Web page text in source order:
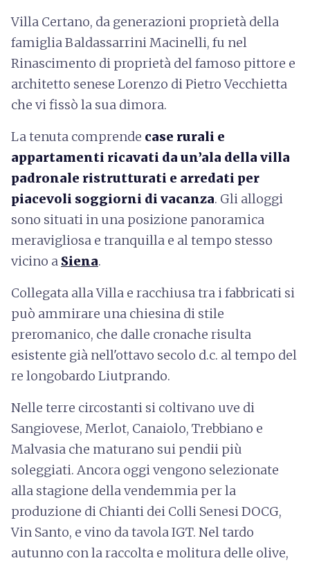
Villa Certano, da generazioni proprietà della
famiglia Baldassarrini Macinelli, fu nel
Rinascimento di proprietà del famoso pittore e
architetto senese Lorenzo di Pietro Vecchietta
che vi fissò la sua dimora.
La tenuta comprende case rurali e
appartamenti ricavati da un’ala della villa
padronale ristrutturati e arredati per
piacevoli soggiorni di vacanza. Gli alloggi
sono situati in una posizione panoramica
meravigliosa e tranquilla e al tempo stesso
vicino a Siena.
Collegata alla Villa e racchiusa tra i fabbricati si
può ammirare una chiesina di stile
preromanico, che dalle cronache risulta
esistente già nell'ottavo secolo d.c. al tempo del
re longobardo Liutprando.
Nelle terre circostanti si coltivano uve di
Sangiovese, Merlot, Canaiolo, Trebbiano e
Malvasia che maturano sui pendii più
soleggiati. Ancora oggi vengono selezionate
alla stagione della vendemmia per la
produzione di Chianti dei Colli Senesi DOCG,
Vin Santo, e vino da tavola IGT. Nel tardo
autunno con la raccolta e molitura delle olive,